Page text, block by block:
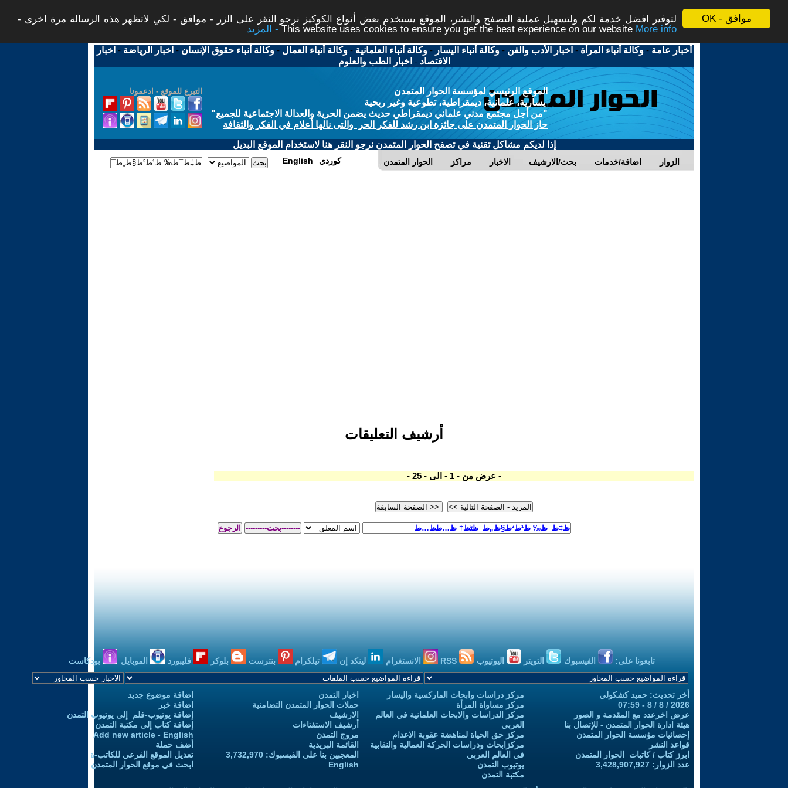
موافق - OK
لتوفير افضل خدمة لكم ولتسهيل عملية التصفح والنشر، الموقع يستخدم بعض أنواع الكوكيز نرجو النقر على الزر - موافق - لكي لاتظهر هذه الرسالة مرة اخرى -
This website uses cookies to ensure you get the best experience on our website More info - المزيد
أخبار عامة -وكالة أنباء المرأة - اخبار الأدب والفن -وكالة أنباء اليسار -وكالة أنباء العلمانية -وكالة أنباء العمال -وكالة أنباء حقوق الإنسان - اخبار الرياضة - اخبار
الاقتصاد - اخبار الطب والعلوم
التبرع للموقع - ادعمونا
الموقع الرئيسي لمؤسسة الحوار المتمدن
يسارية، علمانية، ديمقراطية، تطوعية وغير ربحية
"من أجل مجتمع مدني علماني ديمقراطي حديث يضمن الحرية والعدالة الاجتماعية للجميع"
حاز الحوار المتمدن على جائزة ابن رشد للفكر الحر والتى نالها أعلام في الفكر والثقافة
إذا لديكم مشاكل تقنية في تصفح الحوار المتمدن نرجو النقر هنا لاستخدام الموقع البديل
الحوار المتمدن مراكز الاخبار بحث/الارشيف اضافة/خدمات الزوار English كوردي
أرشيف التعليقات
- عرض من - 1 - الى - 25 -
تابعونا على: الفيسبوك التويتر اليوتيوب الانستغرام لينكد إن تيلكرام بنترست بلوكر فليبورد الموبايل بودكاست
أخر تحديث: حميد كشكولي
2026 / 8 / 8 - 07:59
عرض اخرعدد مع المقدمة و الصور
هيئة ادارة الحوار المتمدن - للإتصال بنا
إحصائيات مؤسسة الحوار المتمدن
قواعد النشر
ابرز كتاب / كاتبات الحوار المتمدن
عدد الزوار: 3,428,907,927
مركز دراسات وابحاث الماركسية واليسار
مركز مساواة المرأة
مركز الدراسات والابحاث العلمانية في العالم
العربي
مركز حق الحياة لمناهضة عقوبة الاعدام
مركزابحاث ودراسات الحركة العمالية والنقابية
في العالم العربي
يوتيوب التمدن
مكتبة التمدن
اخبار التمدن
حملات الحوار المتمدن التضامنية
الارشيف
أرشيف الاستفتاءات
مروج التمدن
القائمة البريدية
المعجبين بنا على الفيسبوك: 3,732,970
English
اضافة موضوع جديد
اضافة خبر
إضافة يوتيوب-فلم إلى يوتيوب التمدن
إضافة كتاب إلى مكتبة التمدن
Add new article - English
أضف حملة
تعديل الموقع الفرعي للكاتب-ة
ابحث في موقع الحوار المتمدن